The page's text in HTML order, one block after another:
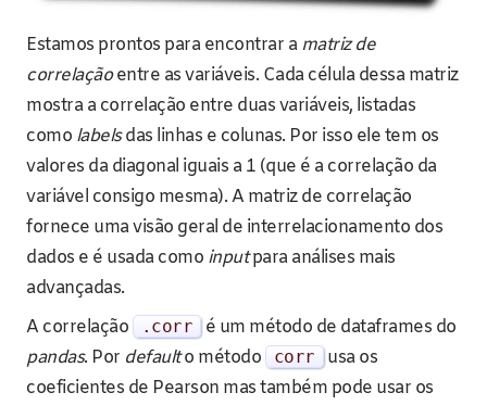
Estamos prontos para encontrar a matriz de
correlaçãoentre as variáveis. Cada célula dessa matriz
mostra a correlação entre duas variáveis, listadas
como labelsdas linhas e colunas. Por isso ele tem os
valores da diagonal iguais a 1 (que é a correlação da
variável consigo mesma). A matriz de correlação
fornece uma visão geral de interrelacionamento dos
dados e é usada como inputpara análises mais
advançadas.
A correlação
. corr
é um método de dataframes do
pandas. Por defaulto método corr
usa os
coeficientes de Pearson mas também pode usar os